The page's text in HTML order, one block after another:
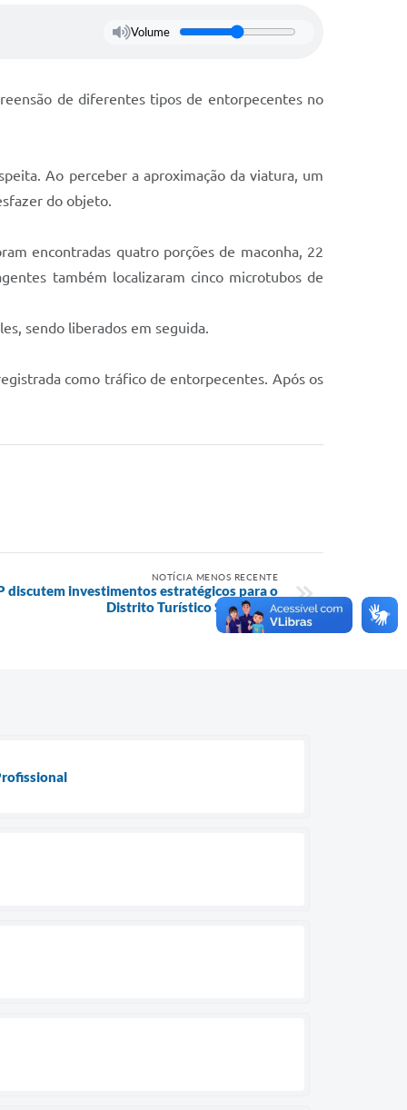
Volume
de diferentes tipos de entorpecentes no
Ao perceber a aproximação da viatura, um
do objeto.
encontradas quatro porções de maconha, 22
também localizaram cinco microtubos de
sendo liberados em seguida.
como tráfico de entorpecentes. Após os
NOTÍCIA MENOS RECENTE
discutem investimentos estratégicos para o
Distrito Turístico Serra Azul